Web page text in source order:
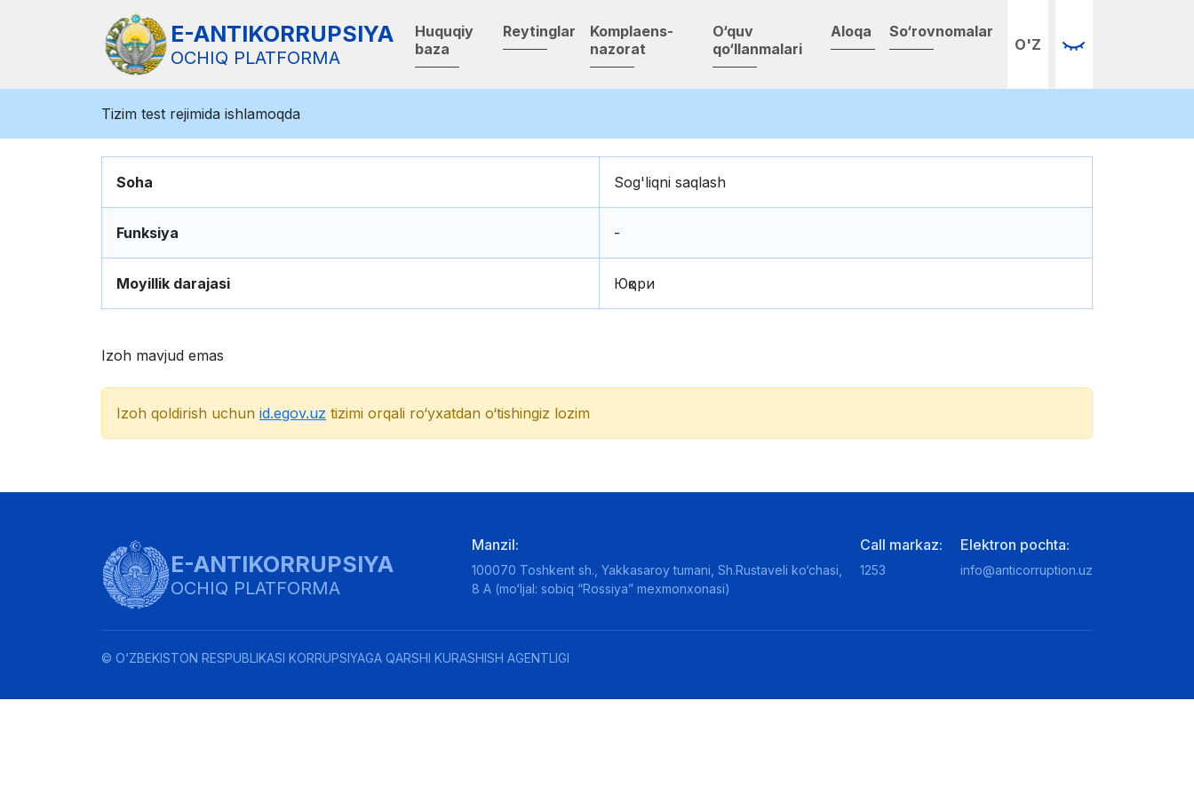
E-ANTIKORRUPSIYA
OCHIQ PLATFORMA
Huquqiy
baza
Reytinglar
Komplaens-
nazorat
O‘quv
qo‘llanmalari
Aloqa So‘rovnomalar
O'Z
Tizim test rejimida ishlamoqda
Soha Sog'liqni saqlash
Funksiya -
Moyillik darajasi Юқори
Izoh mavjud emas
Izoh qoldirish uchun id.egov.uz tizimi orqali ro‘yxatdan o‘tishingiz lozim
E-ANTIKORRUPSIYA
OCHIQ PLATFORMA
Manzil:
100070 Toshkent sh., Yakkasaroy tumani, Sh.Rustaveli ko‘chasi,
8 A (mo‘ljal: sobiq “Rossiya” mexmonxonasi)
Call markaz:
1253
Elektron pochta:
info@anticorruption.uz
© O‘ZBEKISTON RESPUBLIKASI KORRUPSIYAGA QARSHI KURASHISH AGENTLIGI